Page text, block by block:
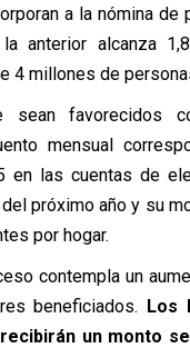
a la nómina de
anterior alcanza
4 millones de
sean favorecidos
mensual
en las cuentas de
próximo año y su
por hogar.
contempla un
beneficiados. Los
un monto